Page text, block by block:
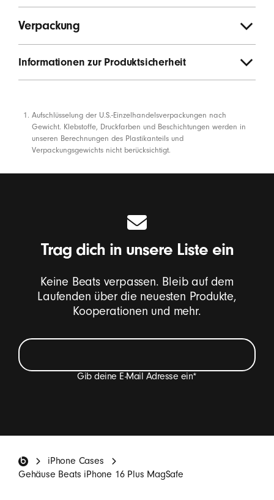
Verpackung
Informationen zur Produktsicherheit
Fußnoten
Aufschlüsselung der U.S.-Einzelhandelsverpackungen nach
Gewicht. Klebstoffe, Druckfarben und Beschichtungen werden in
unseren Berechnungen des Plastikanteils und
Verpackungsgewichts nicht berücksichtigt.
Trag dich in unsere Liste ein
Keine Beats verpassen. Bleib auf dem
Laufenden über die neuesten Produkte,
Kooperationen und mehr.
Gib deine E-Mail Adresse ein*
Einladungen zu Umfragen enthalten.*
ANMELDEN
iPhone Cases
Gehäuse Beats iPhone 16 Plus MagSafe